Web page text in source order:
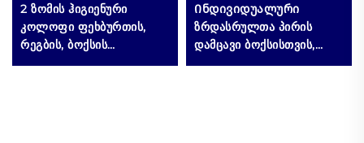
2 ზომის ჰიგიენური
კოლოფი ფეხბურთის,
რეგბის, ბოქსის
სპორტული პირის
Ინდივიდუალური
ზრდასრულთა პირის
დამცავი ბოქსისთვის,
MMA-სთვის, მუაი